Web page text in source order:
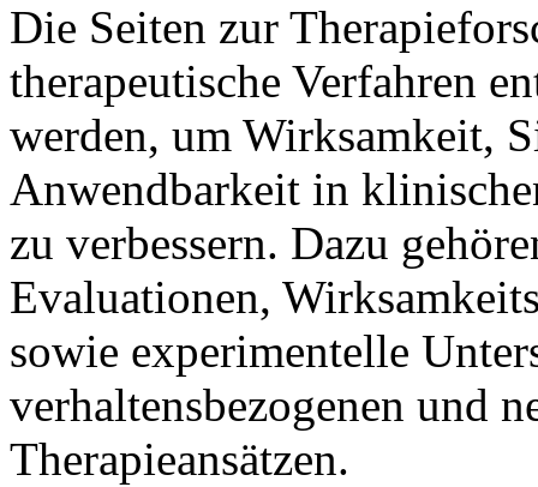
Die Seiten zur
therapeutische Verfahren
werden, um Wirksamkeit,
Anwendbarkeit in
zu verbessern. Dazu
Evaluationen,
sowie experimentelle
verhaltensbezogenen und
Therapieansätzen.